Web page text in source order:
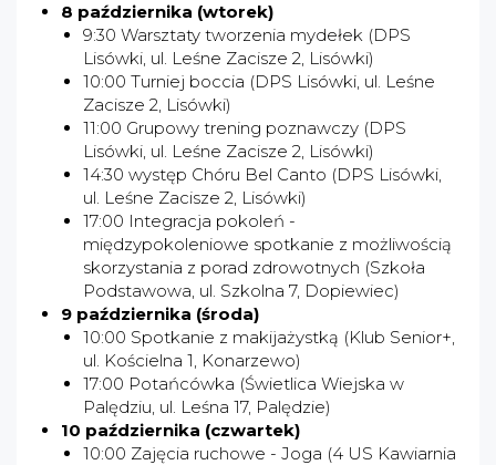
8 października (wtorek)
9:30 Warsztaty tworzenia mydełek (DPS
Lisówki, ul. Leśne Zacisze 2, Lisówki)
10:00 Turniej boccia (DPS Lisówki, ul. Leśne
Zacisze 2, Lisówki)
11:00 Grupowy trening poznawczy (DPS
Lisówki, ul. Leśne Zacisze 2, Lisówki)
14:30 występ Chóru Bel Canto (DPS Lisówki,
ul. Leśne Zacisze 2, Lisówki)
17:00 Integracja pokoleń -
międzypokoleniowe spotkanie z możliwością
skorzystania z porad zdrowotnych (Szkoła
Podstawowa, ul. Szkolna 7, Dopiewiec)
9 października (środa)
10:00 Spotkanie z makijażystką (Klub Senior+,
ul. Kościelna 1, Konarzewo)
17:00 Potańcówka (Świetlica Wiejska w
Palędziu, ul. Leśna 17, Palędzie)
10 października (czwartek)
10:00 Zajęcia ruchowe - Joga (4 US Kawiarnia